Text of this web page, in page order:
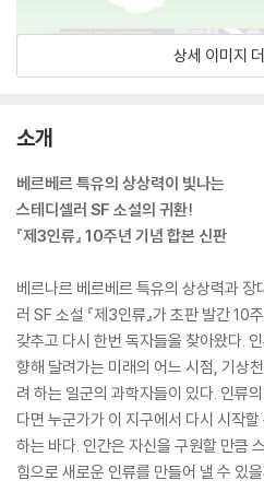
상세 이미지
소개
베르베르 특유의 상상력이 빛나는
스테디셀러 SF 소설의 귀환!
『제3인류』 10주년 기념 합본 신판
베르나르 베르베르 특유의 상상력과
러 SF 소설 『제3인류』가 초판 발간
갖추고 다시 한번 독자들을 찾아왔다.
향해 달려가는 미래의 어느 시점, 기상
려 하는 일군의 과학자들이 있다. 인류
다면 누군가가 이 지구에서 다시 시작
하는 바다. 인간은 자신을 구원할 만큼
힘으로 새로운 인류를 만들어 낼 수 있